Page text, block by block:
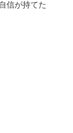
信が持てた